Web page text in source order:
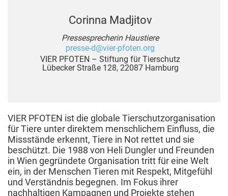
Corinna Madjitov
Pressesprecherin Haustiere
presse-d@vier-pfoten.org
VIER PFOTEN – Stiftung für Tierschutz
Lübecker Straße 128, 22087 Hamburg
VIER PFOTEN ist die globale Tierschutzorganisation
für Tiere unter direktem menschlichem Einfluss, die
Missstände erkennt, Tiere in Not rettet und sie
beschützt. Die 1988 von Heli Dungler und Freunden
in Wien gegründete Organisation tritt für eine Welt
ein, in der Menschen Tieren mit Respekt, Mitgefühl
und Verständnis begegnen. Im Fokus ihrer
nachhaltigen Kampagnen und Projekte stehen